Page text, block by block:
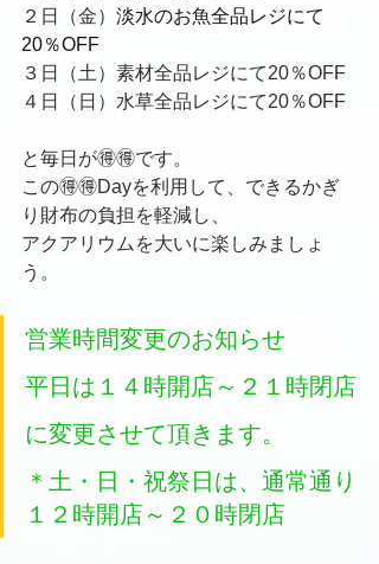
２日（金） 淡水のお魚全品レジにて
20％OFF
３日（土）素材全品レジにて20％OFF
４日（日）水草全品レジにて20％OFF
と毎日が🉐🉐です。
この🉐🉐Dayを利用して、できるかぎ
り財布の負担を軽減し、
アクアリウムを大いに楽しみましょ
う。
営業時間変更のお知らせ
平日は１４時開店～２１時閉店
に変更させて頂きます。
＊土・日・祝祭日は、通常通り
１２時開店～２０時閉店